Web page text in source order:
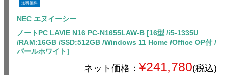
送料無料
NEC エヌイーシー
ノートPC LAVIE N16 PC-N1655LAW-B [16型 /i5-1335U
/RAM:16GB /SSD:512GB /Windows 11 Home /Office OP付 /
パールホワイト]
ネット価格： ¥241,780(税込)